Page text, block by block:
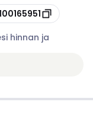
hinnan ja